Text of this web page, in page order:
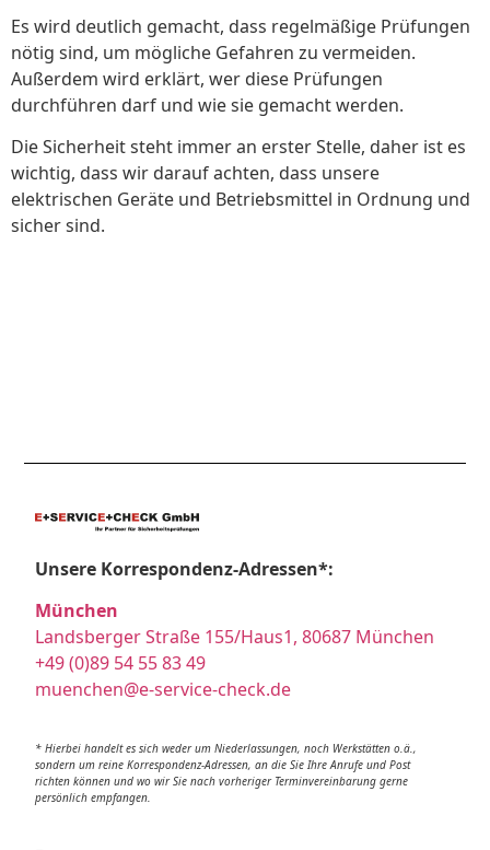
Es wird deutlich gemacht, dass regelmäßige Prüfungen
nötig sind, um mögliche Gefahren zu vermeiden.
Außerdem wird erklärt, wer diese Prüfungen
durchführen darf und wie sie gemacht werden.
Die Sicherheit steht immer an erster Stelle, daher ist es
wichtig, dass wir darauf achten, dass unsere
elektrischen Geräte und Betriebsmittel in Ordnung und
sicher sind.
Unsere Korrespondenz-Adressen*:
München
Landsberger Straße 155/Haus1, 80687 München
+49 (0)89 54 55 83 49
muenchen@e-service-check.de
* Hierbei handelt es sich weder um Niederlassungen, noch Werkstätten o.ä.,
sondern um reine Korrespondenz-Adressen, an die Sie Ihre Anrufe und Post
richten können und wo wir Sie nach vorheriger Terminvereinbarung gerne
persönlich empfangen.